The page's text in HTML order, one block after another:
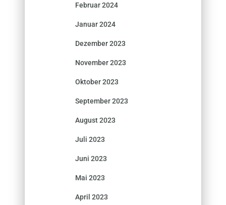
Februar 2024
Januar 2024
Dezember 2023
November 2023
Oktober 2023
September 2023
August 2023
Juli 2023
Juni 2023
Mai 2023
April 2023